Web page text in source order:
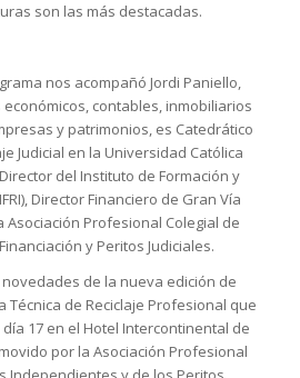
son las más destacadas.
nos acompañó Jordi Paniello,
contables, inmobiliarios
y patrimonios, es Catedrático
Judicial en la Universidad Católica
del Instituto de Formación y
Director Financiero de Gran Vía
Asociación Profesional Colegial de
y Peritos Judiciales.
de la nueva edición de
Técnica de Reciclaje Profesional que
17 en el Hotel Intercontinental de
por la Asociación Profesional